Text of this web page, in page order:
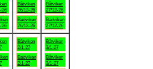
26
26
Båtviken
26/12-26
Badviken
26/12-26
Båtviken
27/12-26
Badviken
27/12-26
Båtviken
2/1-27
Badviken
2/1-27
Båtviken
3/1-27
Båtviken
3/1-27